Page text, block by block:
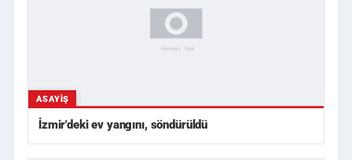
ASAYIŞ
İzmir'deki ev yangını, söndürüldü